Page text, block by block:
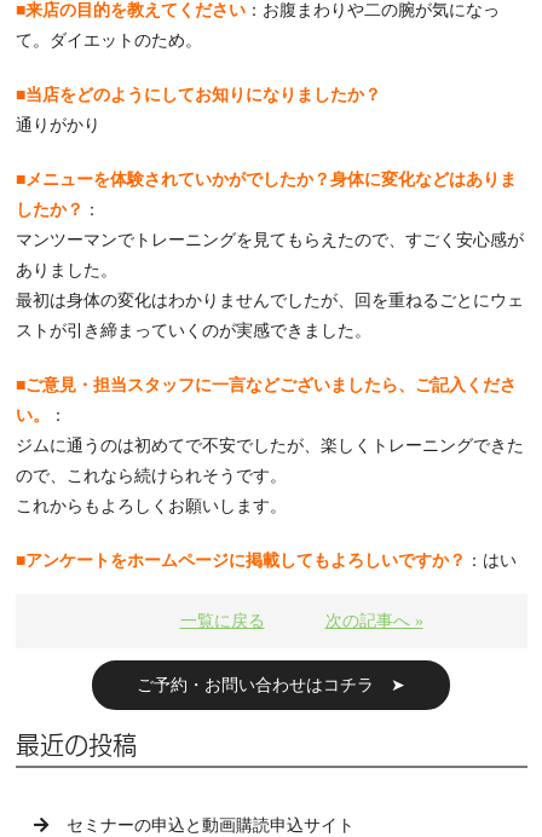
■来店の目的を教えてください：お腹まわりや二の腕が気になっ
て。ダイエットのため。
■当店をどのようにしてお知りになりましたか？
通りがかり
■メニューを体験されていかがでしたか？身体に変化などはありま
したか？ ：
マンツーマンでトレーニングを見てもらえたので、すごく安心感が
ありました。
最初は身体の変化はわかりませんでしたが、回を重ねるごとにウェ
ストが引き締まっていくのが実感できました。
■ご意見・担当スタッフに一言などございましたら、ご記入くださ
い。
：
ジムに通うのは初めてで不安でしたが、楽しくトレーニングできた
ので、これなら続けられそうです。
これからもよろしくお願いします。
■アンケートをホームページに掲載してもよろしいですか？ ：はい
一覧に戻る 次の記事へ »
ご予約・お問い合わせはコチラ ➤
最近の投稿
セミナーの申込と動画購読申込サイト